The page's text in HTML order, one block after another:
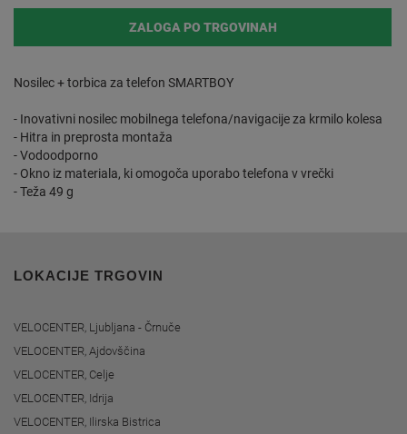
ZALOGA PO TRGOVINAH
Nosilec + torbica za telefon SMARTBOY
- Inovativni nosilec mobilnega telefona/navigacije za krmilo kolesa
- Hitra in preprosta montaža
- Vodoodporno
- Okno iz materiala, ki omogoča uporabo telefona v vrečki
- Teža 49 g
LOKACIJE TRGOVIN
VELOCENTER, Ljubljana - Črnuče
VELOCENTER, Ajdovščina
VELOCENTER, Celje
VELOCENTER, Idrija
VELOCENTER, Ilirska Bistrica